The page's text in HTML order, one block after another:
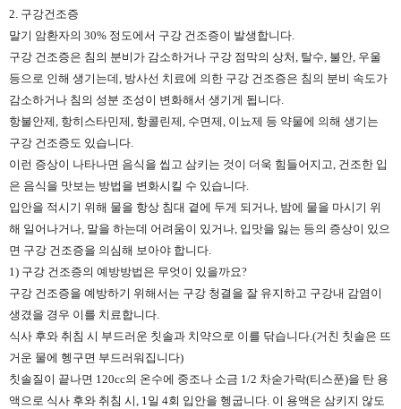
2. 구강건조증
말기 암환자의 30% 정도에서 구강 건조증이 발생합니다.
구강 건조증은 침의 분비가 감소하거나 구강 점막의 상처, 탈수, 불안, 우울
등으로 인해 생기는데, 방사선 치료에 의한 구강 건조증은 침의 분비 속도가
감소하거나 침의 성분 조성이 변화해서 생기게 됩니다.
항불안제, 항히스타민제, 항콜린제, 수면제, 이뇨제 등 약물에 의해 생기는
구강 건조증도 있습니다.
이런 증상이 나타나면 음식을 씹고 삼키는 것이 더욱 힘들어지고, 건조한 입
은 음식을 맛보는 방법을 변화시킬 수 있습니다.
입안을 적시기 위해 물을 항상 침대 곁에 두게 되거나, 밤에 물을 마시기 위
해 일어나거나, 말을 하는데 어려움이 있거나, 입맛을 잃는 등의 증상이 있으
면 구강 건조증을 의심해 보아야 합니다.
1) 구강 건조증의 예방방법은 무엇이 있을까요?
구강 건조증을 예방하기 위해서는 구강 청결을 잘 유지하고 구강내 감염이
생겼을 경우 이를 치료합니다.
식사 후와 취침 시 부드러운 칫솔과 치약으로 이를 닦습니다.(거친 칫솔은 뜨
거운 물에 헹구면 부드러워집니다)
칫솔질이 끝나면 120cc의 온수에 중조나 소금 1/2 차숟가락(티스푼)을 탄 용
액으로 식사 후와 취침 시, 1일 4회 입안을 헹굽니다. 이 용액은 삼키지 않도